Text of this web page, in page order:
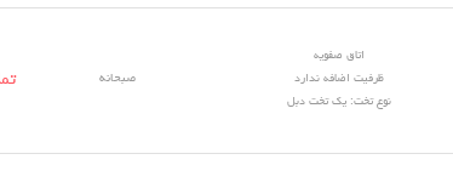
اتاق صفویه
ظرفیت اضافه ندارد
نوع تخت: یک تخت دبل
صبحانه